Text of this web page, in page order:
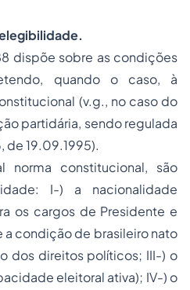
dispõe sobre as condições
quando o caso, à
(v.g., no caso do
partidária, sendo regulada
de 19.09.1995).
norma constitucional, são
I-) a nacionalidade
os cargos de Presidente e
condição de brasileiro nato
dos direitos políticos; III-) o
eleitoral ativa); IV-) o